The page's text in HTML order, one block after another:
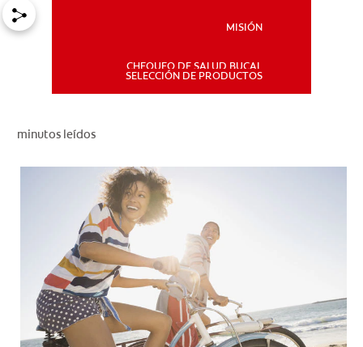
VE (ES)
MISIÓN
CHEQUEO DE SALUD BUCAL
SELECCIÓN DE PRODUCTOS
minutos leídos